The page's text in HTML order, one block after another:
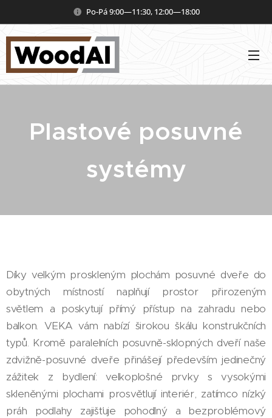
Po-Pá 9:00—11:30, 12:00—18:00
Plastové posuvné
systémy
Díky velkým proskleným plochám posuvné dveře do
obytných místností naplňují prostor přirozeným
světlem a poskytují přímý přístup na zahradu nebo
balkon. VEKA vám nabízí širokou škálu konstrukčních
typů. Kromě paralelních posuvně-sklopných dveří naše
zdvižně-posuvné dveře přinášejí především jedinečný
zážitek z bydlení: velkoplošné prvky s vysokými
skleněnými plochami prosvětlují interiér, zatímco nízký
práh podlahy zajišťuje pohodlný a bezproblémový